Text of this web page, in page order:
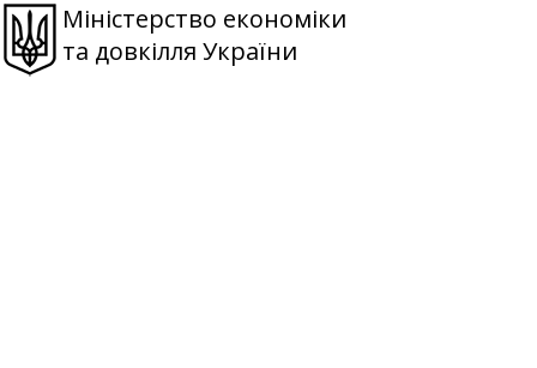
Міністерство економіки
та довкілля України